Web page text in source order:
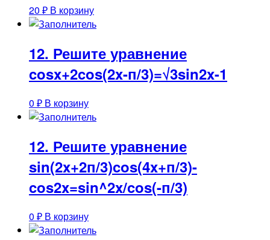
20 ₽ В корзину
12. Решите уравнение
cosx+2cos(2x-п/3)=√3sin2x-1
0 ₽ В корзину
12. Решите уравнение
sin(2x+2п/3)cos(4x+п/3)-
cos2x=sin^2x/cos(-п/3)
0 ₽ В корзину